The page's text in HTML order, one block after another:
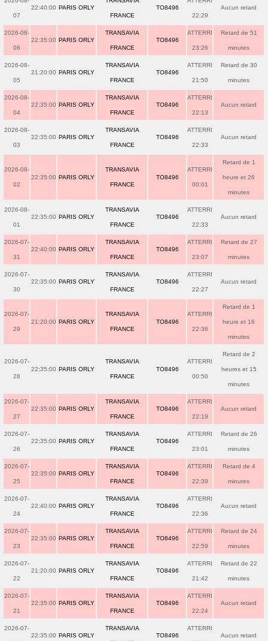
07
22:40:00 PARIS ORLY
FRANCE
TO8496
22:29
Aucun retard
2026-08-
06
22:35:00 PARIS ORLY
TRANSAVIA
FRANCE
TO8496
ATTERRI
23:26
Retard de 51
minutes
2026-08-
05
21:20:00 PARIS ORLY
TRANSAVIA
FRANCE
TO8496
ATTERRI
21:50
Retard de 30
minutes
2026-08-
04
22:35:00 PARIS ORLY
TRANSAVIA
FRANCE
TO8496
ATTERRI
22:13
Aucun retard
2026-08-
03
22:35:00 PARIS ORLY
TRANSAVIA
FRANCE
TO8496
ATTERRI
22:33
Aucun retard
2026-08-
02
22:35:00 PARIS ORLY
TRANSAVIA
FRANCE
TO8496
ATTERRI
00:01
Retard de 1
heure et 26
minutes
2026-08-
01
22:35:00 PARIS ORLY
TRANSAVIA
FRANCE
TO8496
ATTERRI
22:33
Aucun retard
2026-07-
31
22:40:00 PARIS ORLY
TRANSAVIA
FRANCE
TO8496
ATTERRI
23:07
Retard de 27
minutes
2026-07-
30
22:35:00 PARIS ORLY
TRANSAVIA
FRANCE
TO8496
ATTERRI
22:27
Aucun retard
2026-07-
29
21:20:00 PARIS ORLY
TRANSAVIA
FRANCE
TO8496
ATTERRI
22:36
Retard de 1
heure et 16
minutes
2026-07-
28
22:35:00 PARIS ORLY
TRANSAVIA
FRANCE
TO8496
ATTERRI
00:50
Retard de 2
heures et 15
minutes
2026-07-
27
22:35:00 PARIS ORLY
TRANSAVIA
FRANCE
TO8496
ATTERRI
22:19
Aucun retard
2026-07-
26
22:35:00 PARIS ORLY
TRANSAVIA
FRANCE
TO8496
ATTERRI
23:01
Retard de 26
minutes
2026-07-
25
22:35:00 PARIS ORLY
TRANSAVIA
FRANCE
TO8496
ATTERRI
22:39
Retard de 4
minutes
2026-07-
24
22:40:00 PARIS ORLY
TRANSAVIA
FRANCE
TO8496
ATTERRI
22:36
Aucun retard
2026-07-
23
22:35:00 PARIS ORLY
TRANSAVIA
FRANCE
TO8496
ATTERRI
22:59
Retard de 24
minutes
2026-07-
22
21:20:00 PARIS ORLY
TRANSAVIA
FRANCE
TO8496
ATTERRI
21:42
Retard de 22
minutes
2026-07-
21
22:35:00 PARIS ORLY
TRANSAVIA
FRANCE
TO8496
ATTERRI
22:24
Aucun retard
2026-07-
22:35:00 PARIS ORLY
TRANSAVIA
TO8496
ATTERRI
Aucun retard